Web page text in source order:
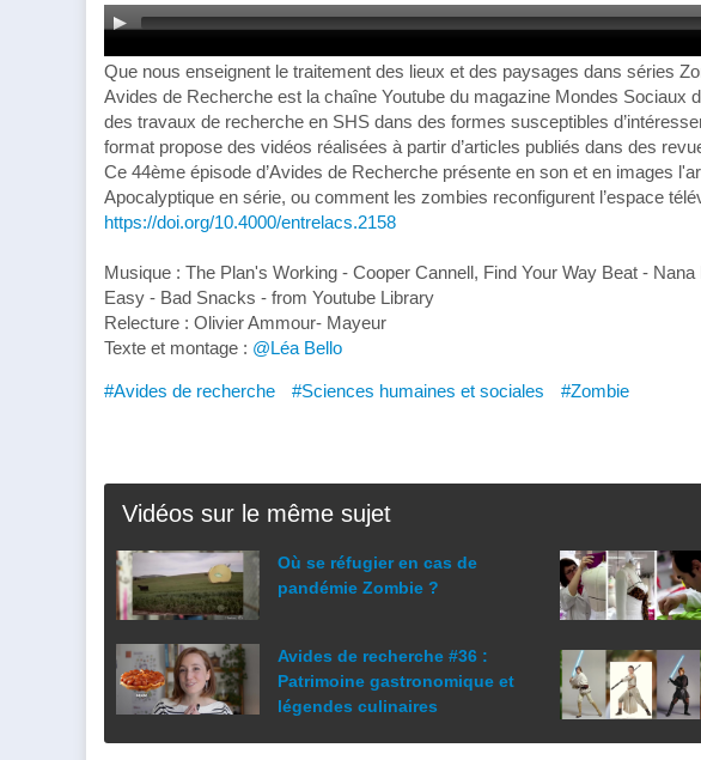
Que nous enseignent le traitement des lieux et des paysages dans séries
Avides de Recherche est la chaîne Youtube du magazine Mondes Sociaux
des travaux de recherche en SHS dans des formes susceptibles
format propose des vidéos réalisées à partir d’articles publiés dans des
Ce 44ème épisode d’Avides de Recherche présente en son et en images
Apocalyptique en série, ou comment les zombies reconfigurent l’espace
https://doi.org/10.4000/entrelacs.2158
Musique : The Plan's Working - Cooper Cannell, Find Your Way Beat -
Easy - Bad Snacks - from Youtube Library
Relecture : Olivier Ammour- Mayeur
Texte et montage : @Léa Bello
#Avides de recherche #Sciences humaines et sociales #Zombie
Vidéos sur le même sujet
Où se réfugier en cas de
pandémie Zombie ?
Avides de recherche #36 :
Patrimoine gastronomique et
légendes culinaires